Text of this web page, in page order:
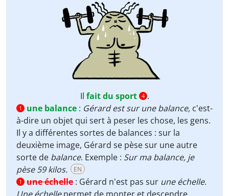
Il fait du sport 4 .
1 une balance : Gérard est sur une balance, c'est-
à-dire un objet qui sert à peser les chose, les gens.
Il y a différentes sortes de balances : sur la
deuxième image, Gérard se pèse sur une autre
sorte de balance. Exemple : Sur ma balance, je
pèse 59 kilos.
EN
1 une échelle : Gérard n'est pas sur une échelle.